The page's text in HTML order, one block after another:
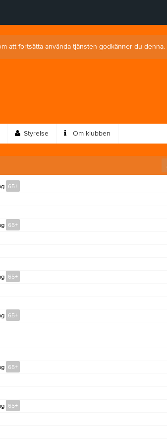
att fortsätta använda tjänsten godkänner du denna.
Styrelse Om klubben
65+
65+
65+
65+
65+
65+